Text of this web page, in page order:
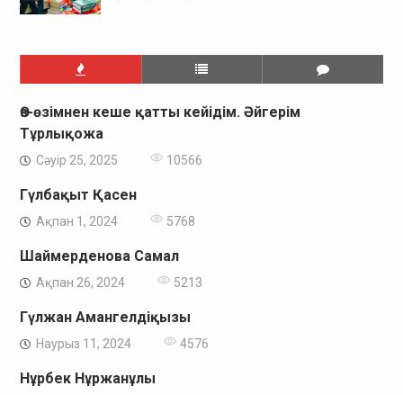
Өз-өзімнен кеше қатты кейідім. Әйгерім
Тұрлықожа
Сәуір 25, 2025 10566
Гүлбақыт Қасен
Ақпан 1, 2024 5768
Шаймерденова Самал
Ақпан 26, 2024 5213
Гүлжан Амангелдіқызы
Наурыз 11, 2024 4576
Нұрбек Нұржанұлы